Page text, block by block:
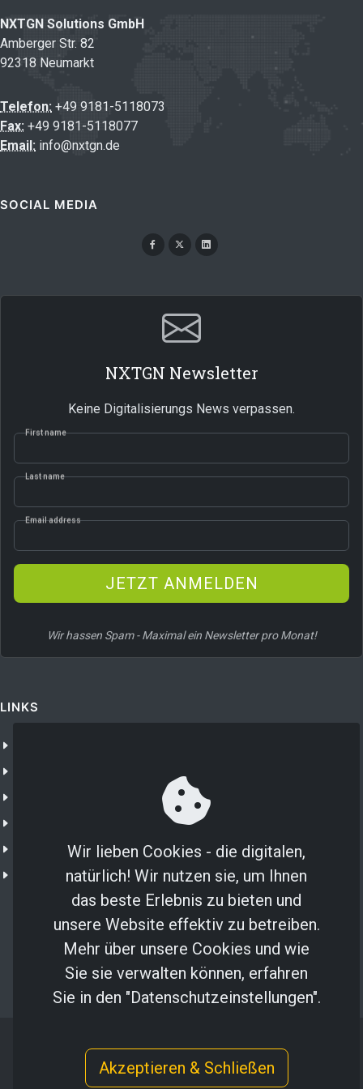
NXTGN Solutions GmbH
Amberger Str. 82
92318 Neumarkt
Telefon: +49 9181-5118073
Fax: +49 9181-5118077
Email: info@nxtgn.de
SOCIAL MEDIA
NXTGN Newsletter
Keine Digitalisierungs News verpassen.
First name
Last name
Email address
JETZT ANMELDEN
Wir hassen Spam - Maximal ein Newsletter pro Monat!
LINKS
IoT Portal
NXTGN Secure SIM
Copyright © 2024 NXTGN Solutions GmbH
Impressum / Datenschutz
Wir lieben Cookies - die digitalen,
natürlich! Wir nutzen sie, um Ihnen
das beste Erlebnis zu bieten und
unsere Website effektiv zu betreiben.
Mehr über unsere Cookies und wie
Sie sie verwalten können, erfahren
Sie in den "Datenschutzeinstellungen".
Akzeptieren & Schließen